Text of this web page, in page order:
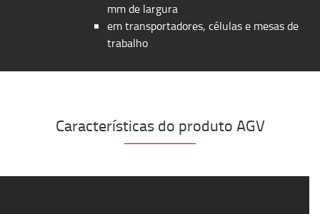
mm de largura
em transportadores, células e mesas de
trabalho
Características do produto AGV